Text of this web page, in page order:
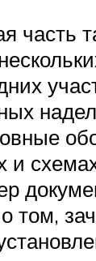
часть
и
том,